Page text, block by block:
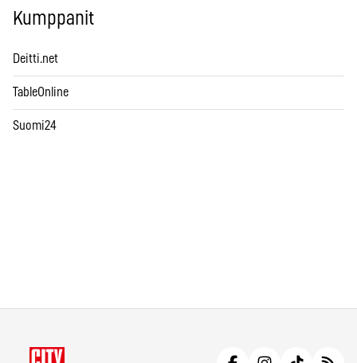
Kumppanit
Deitti.net
TableOnline
Suomi24